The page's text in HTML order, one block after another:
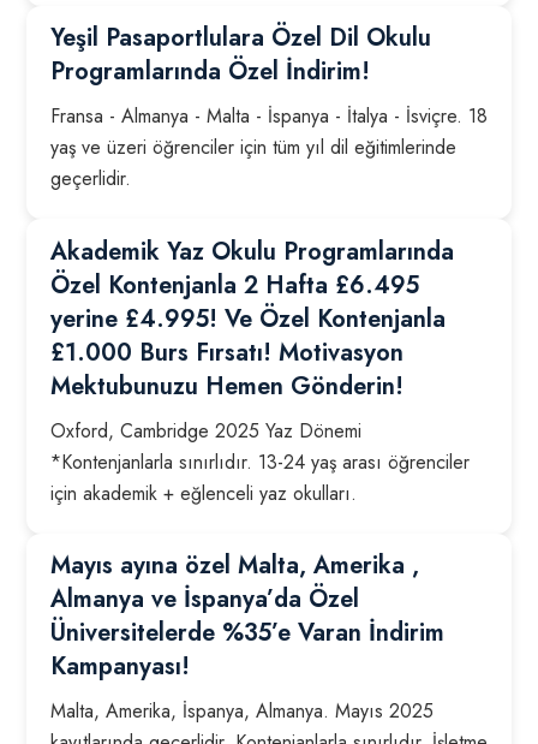
Yeşil Pasaportlulara Özel Dil Okulu
Programlarında Özel İndirim!
Fransa - Almanya - Malta - İspanya - İtalya - İsviçre. 18
yaş ve üzeri öğrenciler için tüm yıl dil eğitimlerinde
geçerlidir.
Akademik Yaz Okulu Programlarında
Özel Kontenjanla 2 Hafta £6.495
yerine £4.995! Ve Özel Kontenjanla
£1.000 Burs Fırsatı! Motivasyon
Mektubunuzu Hemen Gönderin!
Oxford, Cambridge 2025 Yaz Dönemi
*Kontenjanlarla sınırlıdır. 13-24 yaş arası öğrenciler
için akademik + eğlenceli yaz okulları.
Mayıs ayına özel Malta, Amerika ,
Almanya ve İspanya’da Özel
Üniversitelerde %35’e Varan İndirim
Kampanyası!
Malta, Amerika, İspanya, Almanya. Mayıs 2025